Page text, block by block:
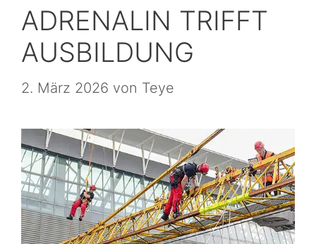
ADRENALIN TRIFFT
AUSBILDUNG
2. März 2026 von Teye